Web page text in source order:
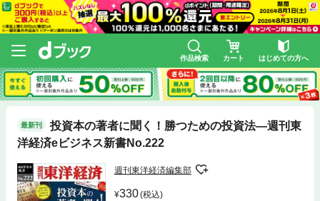
作品検索 カート はじめての方へ
最新刊
投資本の著者に聞く！勝つための投資法―週刊東
洋経済eビジネス新書No.222
週刊東洋経済編集部
330(税込)